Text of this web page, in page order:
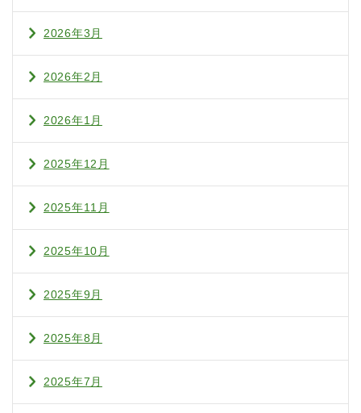
2026年3月
2026年2月
2026年1月
2025年12月
2025年11月
2025年10月
2025年9月
2025年8月
2025年7月